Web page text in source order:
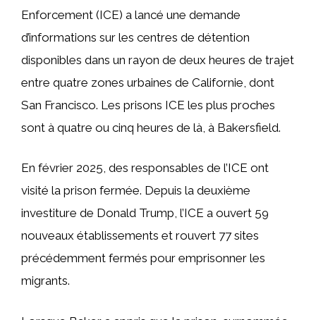
Enforcement (ICE) a lancé une demande
d’informations sur les centres de détention
disponibles dans un rayon de deux heures de trajet
entre quatre zones urbaines de Californie, dont
San Francisco. Les prisons ICE les plus proches
sont à quatre ou cinq heures de là, à Bakersfield.
En février 2025, des responsables de l’ICE ont
visité la prison fermée. Depuis la deuxième
investiture de Donald Trump, l’ICE a ouvert 59
nouveaux établissements et rouvert 77 sites
précédemment fermés pour emprisonner les
migrants.